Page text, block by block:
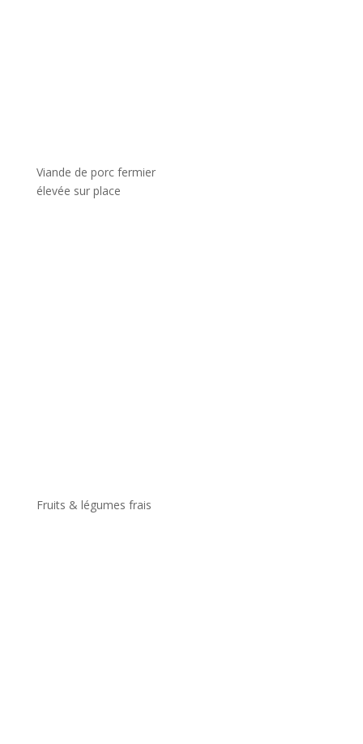
Viande de porc fermier
élevée sur place
Fruits & légumes frais